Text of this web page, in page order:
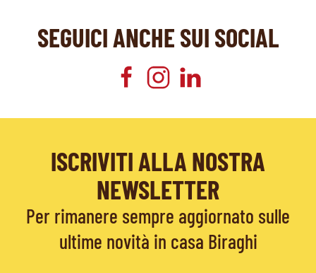
SEGUICI ANCHE SUI SOCIAL
ISCRIVITI ALLA NOSTRA
NEWSLETTER
Per rimanere sempre aggiornato sulle
ultime novità in casa Biraghi